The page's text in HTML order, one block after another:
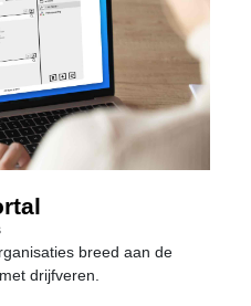
breed aan de
drijfveren.